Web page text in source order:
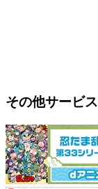
その他サービス